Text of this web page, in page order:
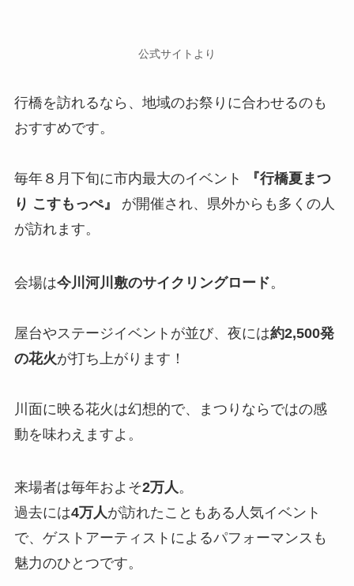
公式サイトより
行橋を訪れるなら、地域のお祭りに合わせるのも
おすすめです。
毎年８月下旬に市内最大のイベント
『行橋夏まつ
り こすもっぺ』
が開催され、県外からも多くの人
が訪れます。
会場は今川河川敷のサイクリングロード。
屋台やステージイベントが並び、夜には約2,500発
の花火が打ち上がります！
川面に映る花火は幻想的で、まつりならではの感
動を味わえますよ。
来場者は毎年およそ2万人。
過去には4万人が訪れたこともある人気イベント
で、ゲストアーティストによるパフォーマンスも
魅力のひとつです。